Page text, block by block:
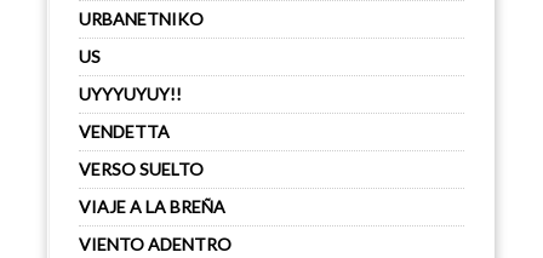
URBANETNIKO
US
UYYYUYUY!!
VENDETTA
VERSO SUELTO
VIAJE A LA BREÑA
VIENTO ADENTRO